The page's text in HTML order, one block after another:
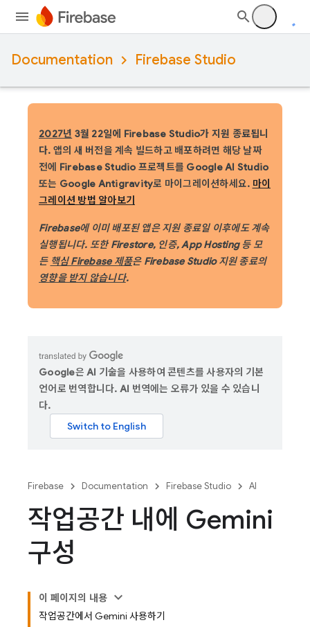
Documentation Firebase Studio
2027년 3월 22일에 Firebase Studio가 지원 종료됩니
다. 앱의 새 버전을 계속 빌드하고 배포하려면 해당 날짜
전에 Firebase Studio 프로젝트를 Google AI Studio
또는 Google Antigravity로 마이그레이션하세요. 마이
그레이션 방법 알아보기
Firebase에 이미 배포된 앱은 지원 종료일 이후에도 계속
실행됩니다. 또한 Firestore, 인증, App Hosting 등 모
든 핵심 Firebase 제품은 Firebase Studio 지원 종료의
영향을 받지 않습니다.
Google은 AI 기술을 사용하여 콘텐츠를 사용자의 기본
언어로 번역합니다. AI 번역에는 오류가 있을 수 있습니
다.
Firebase Documentation Firebase Studio AI
작업공간 내에 Gemini
구성
이 페이지의 내용
작업공간에서 Gemini 사용하기